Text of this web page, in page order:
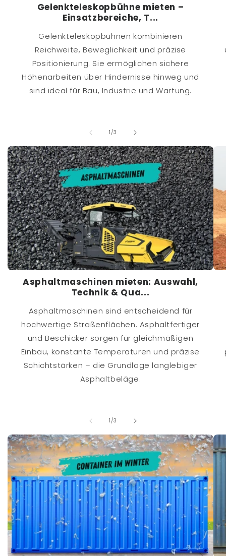
Gelenkteleskopbühne mieten –
Einsatzbereiche, T...
Gelenkteleskopbühnen kombinieren
Reichweite, Beweglichkeit und präzise
Positionierung. Sie ermöglichen sichere
Höhenarbeiten über Hindernisse hinweg und
sind ideal für Bau, Industrie und Wartung.
1/von
3
Asphaltmaschinen mieten: Auswahl,
Technik & Qua...
Asphaltmaschinen sind entscheidend für
hochwertige Straßenflächen. Asphaltfertiger
und Beschicker sorgen für gleichmäßigen
Einbau, konstante Temperaturen und präzise
Schichtstärken – die Grundlage langlebiger
Asphaltbeläge.
1/von
3